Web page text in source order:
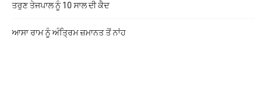
ਤਰੁਣ ਤੇਜਪਾਲ ਨੂੰ 10 ਸਾਲ ਦੀ ਕੈਦ
ਆਸਾ ਰਾਮ ਨੂੰ ਅੰਤ੍ਰਿਮ ਜ਼ਮਾਨਤ ਤੋਂ ਨਾਂਹ